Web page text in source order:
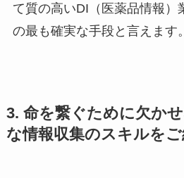
て質の高いDI（医薬品情報）
の最も確実な手段と言えます。
3. 命を繋ぐために欠か
な情報収集のスキルを